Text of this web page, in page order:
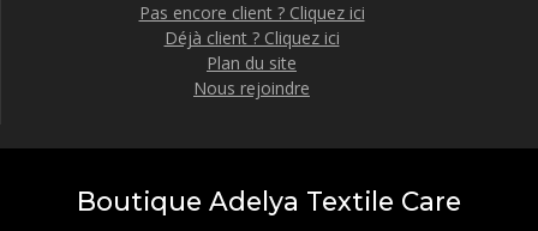
Pas encore client ? Cliquez ici
Déjà client ? Cliquez ici
Plan du site
Nous rejoindre
Boutique Adelya Textile Care